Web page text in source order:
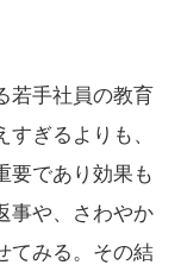
若手社員の教育
ぎるよりも、
要であり効果も
事や、さわやか
てみる。その結